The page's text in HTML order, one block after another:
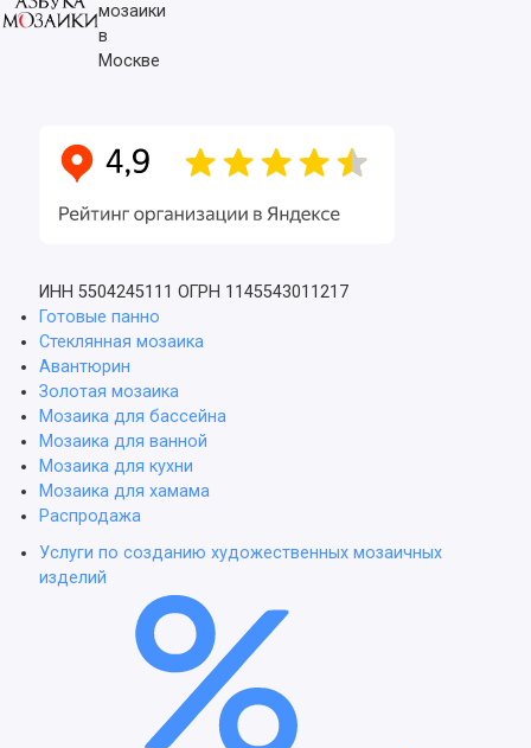
мозаики
в
Москве
ИНН 5504245111 ОГРН 1145543011217
Готовые панно
Стеклянная мозаика
Авантюрин
Золотая мозаика
Мозаика для бассейна
Мозаика для ванной
Мозаика для кухни
Мозаика для хамама
Распродажа
Услуги по созданию художественных мозаичных
изделий